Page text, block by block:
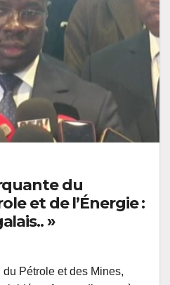
du
et de l’Énergie :
»
du Pétrole et des Mines,